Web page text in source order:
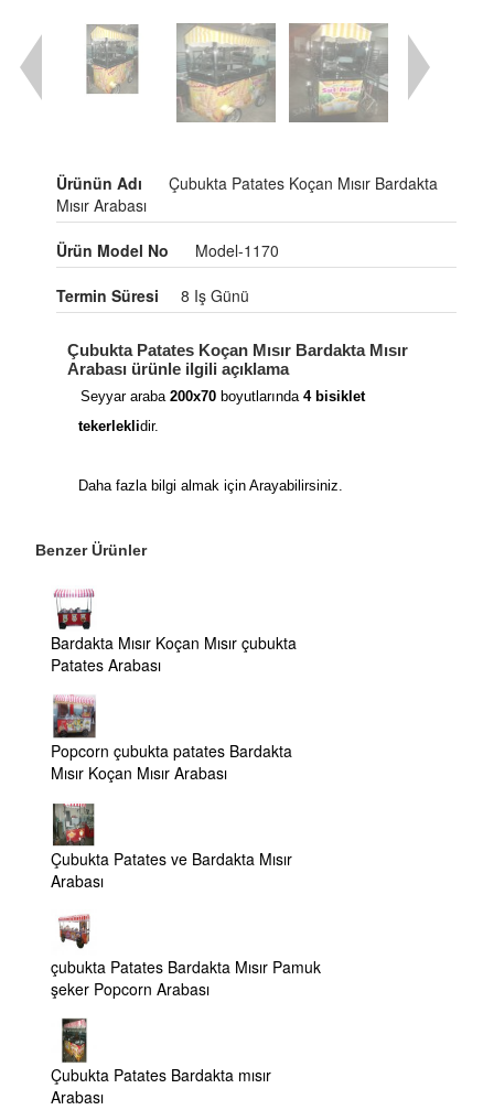
Ürünün Adı
Çubukta Patates Koçan Mısır Bardakta
Mısır Arabası
Ürün Model No Model-1170
Termin Süresi 8 Iş Günü
Çubukta Patates Koçan Mısır Bardakta Mısır
Arabası ürünle ilgili açıklama
Seyyar araba 200x70 boyutlarında 4 bisiklet
tekerleklidir.
Daha fazla bilgi almak için Arayabilirsiniz.
Benzer Ürünler
Bardakta Mısır Koçan Mısır çubukta
Patates Arabası
Popcorn çubukta patates Bardakta
Mısır Koçan Mısır Arabası
Çubukta Patates ve Bardakta Mısır
Arabası
çubukta Patates Bardakta Mısır Pamuk
şeker Popcorn Arabası
Çubukta Patates Bardakta mısır
Arabası